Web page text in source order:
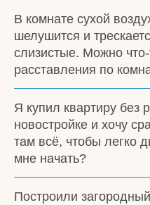
В комнате сухой
шелушится и
слизистые. Можно
расставления по
Я купил квартиру без
новостройке и хочу
там всё, чтобы легко
мне начать?
Построили